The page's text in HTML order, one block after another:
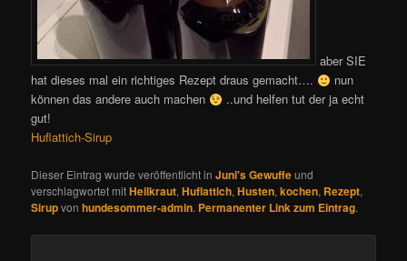
aber SIE
hat dieses mal ein richtiges Rezept draus gemacht….
nun
können das andere auch machen
..und helfen tut der ja echt
gut!
Huflattich-Sirup
Dieser Eintrag wurde veröffentlicht inJuni's Gewuffeund
verschlagwortet mitHeilkraut,Huflattich,Husten,kochen, Rezept,
Sirupvonhundesommer-admin. Permanenter Link zum Eintrag.